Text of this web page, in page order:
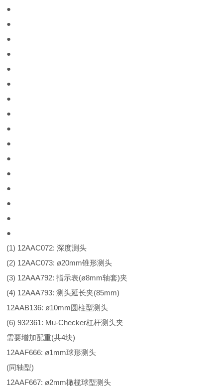
●
●
●
●
●
●
●
●
●
●
●
●
●
●
●
●
(1) 12AAC072: 深度测头
(2) 12AAC073: ø20mm锥形测头
(3) 12AAA792: 指示表(ø8mm轴套)夹
(4) 12AAA793: 测头延长夹(85mm)
12AAB136: ø10mm圆柱型测头
(6) 932361: Mu-Checker杠杆测头夹
需要增加配重(共4块)
12AAF666: ø1mm球形测头
(同轴型)
12AAF667: ø2mm橄榄球型测头